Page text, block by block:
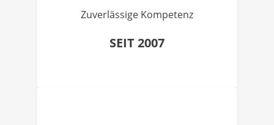
Zuverlässige Kompetenz
SEIT 2007